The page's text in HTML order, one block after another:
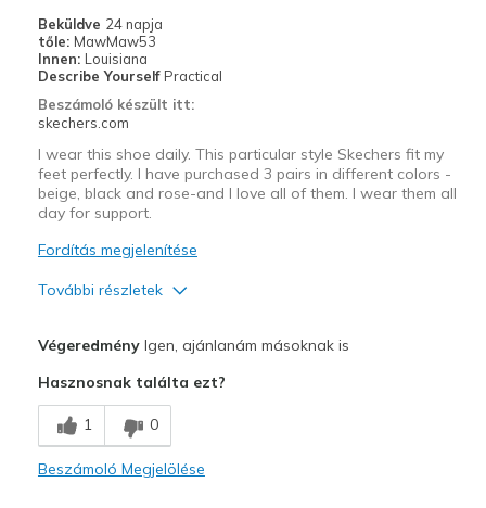
Width
Sizing
Feels true to size
View On Shoes
Shoes are for Wearing
Beküldve 24 napja
tőle: MawMaw53
Innen: Louisiana
Describe Yourself Practical
Beszámoló készült itt:
skechers.com
I wear this shoe daily. This particular style Skechers fit my
feet perfectly. I have purchased 3 pairs in different colors -
beige, black and rose-and I love all of them. I wear them all
day for support.
Fordítás megjelenítése
További részletek
Breathe Well
Comfortable
VégeredményIgen, ajánlanám másoknak is
Hasznosnak találta ezt?
1 0
Beszámoló Megjelölése